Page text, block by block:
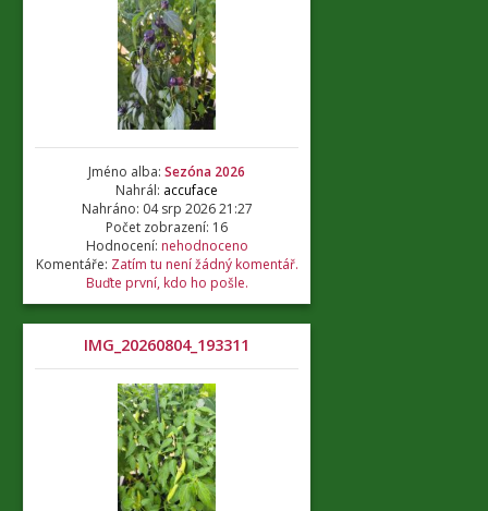
Jméno alba: Sezóna 2026
Nahrál: accuface
Nahráno: 04 srp 2026 21:27
Počet zobrazení: 16
Hodnocení: nehodnoceno
Komentáře: Zatím tu není žádný komentář.
Buďte první, kdo ho pošle.
IMG_20260804_193311